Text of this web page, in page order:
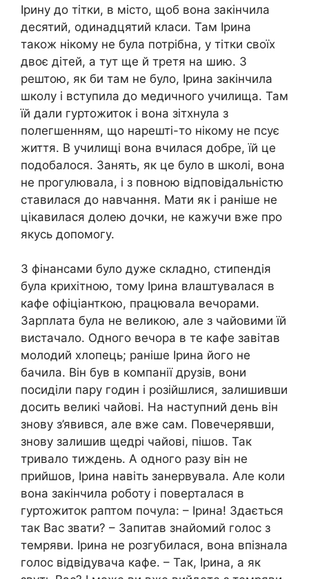
Ірину до тітки, в місто, щоб вона закінчила
десятий, одинадцятий класи. Там Ірина
також нікому не була потрібна, у тітки своїх
двоє дітей, а тут ще й третя на шию. З
рештою, як би там не було, Ірина закінчила
школу і вступила до медичного училища. Там
їй дали гуртожиток і вона зітхнула з
полегшенням, що нарешті-то нікому не псує
життя. В училищі вона вчилася добре, їй це
подобалося. Занять, як це було в школі, вона
не прогулювала, і з повною відповідальністю
ставилася до навчання. Мати як і раніше не
цікавилася долею дочки, не кажучи вже про
якусь допомогу.
З фінансами було дуже складно, стипендія
була крихітною, тому Ірина влаштувалася в
кафе офіціанткою, працювала вечорами.
Зарплата була не великою, але з чайовими їй
вистачало. Одного вечора в те кафе завітав
молодий хлопець; раніше Ірина його не
бачила. Він був в компанії друзів, вони
посиділи пару годин і розійшлися, залишивши
досить великі чайові. На наступний день він
знову з’явився, але вже сам. Повечерявши,
знову залишив щедрі чайові, пішов. Так
тривало тиждень. А одного разу він не
прийшов, Ірина навіть занервувала. Але коли
вона закінчила роботу і поверталася в
гуртожиток раптом почула: – Ірина! Здається
так Вас звати? – Запитав знайомий голос з
темряви. Ірина не розгубилася, вона впізнала
голос відвідувача кафе. – Так, Ірина, а як